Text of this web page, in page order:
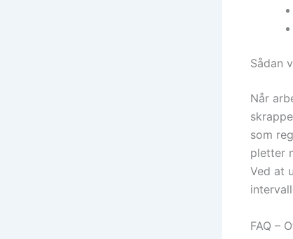
Sådan
Når
som
pletter
Ved at
FAQ –